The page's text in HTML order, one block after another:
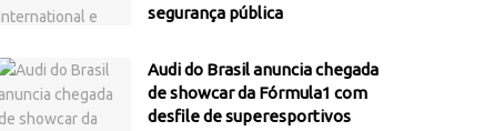
segurança pública
Audi do Brasil anuncia chegada
de showcar da Fórmula1 com
desfile de superesportivos